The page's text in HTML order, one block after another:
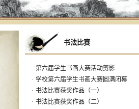
书法比赛
· 第六届学生书画大赛活动剪影
· 学校第六届学生书画大赛圆满闭幕
· 书法比赛获奖作品（一）
· 书法比赛获奖作品（二）